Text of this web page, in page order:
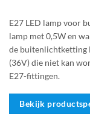
E27 LED lamp voor
lamp met 0,5W en
de buitenlichtketting
(36V) die niet kan
E27-fittingen.
Bekijk